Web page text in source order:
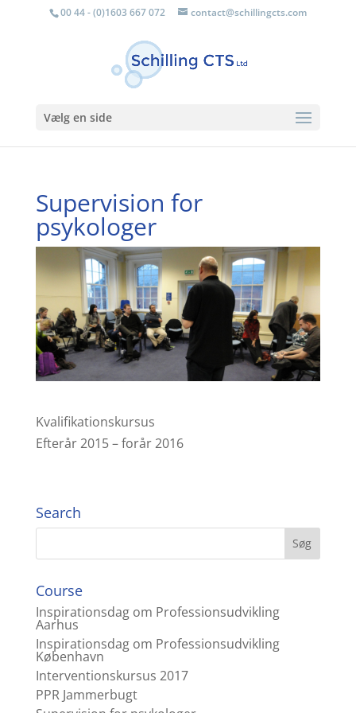
00 44 - (0)1603 667 072 contact@schillingcts.com
Vælg en side
Supervision for
psykologer
Kvalifikationskursus
Efterår 2015 – forår 2016
Search
Course
Inspirationsdag om Professionsudvikling
Aarhus
Inspirationsdag om Professionsudvikling
København
Interventionskursus 2017
PPR Jammerbugt